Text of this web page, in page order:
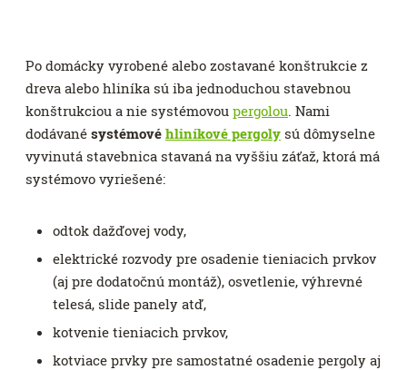
Po domácky vyrobené alebo zostavané konštrukcie z
dreva alebo hliníka sú iba jednoduchou stavebnou
konštrukciou a nie systémovou pergolou. Nami
dodávané systémové hliníkové pergoly sú dômyselne
vyvinutá stavebnica stavaná na vyššiu záťaž, ktorá má
systémovo vyriešené:
odtok dažďovej vody,
elektrické rozvody pre osadenie tieniacich prvkov
(aj pre dodatočnú montáž), osvetlenie, výhrevné
telesá, slide panely atď,
kotvenie tieniacich prvkov,
kotviace prvky pre samostatné osadenie pergoly aj